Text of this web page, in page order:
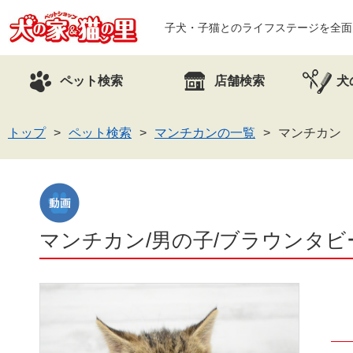
子犬・子猫とのライフステージを全
ペット検索 店舗検索 犬
トップ ペット検索 マンチカンの一覧 マンチカン
マンチカン/男の子/ブラウンタビ